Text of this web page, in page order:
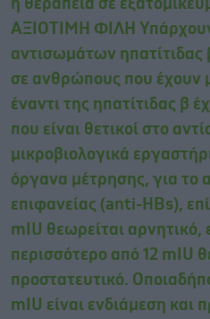
ή θεραπεία σε
ΑΞΙΟΤΙΜΗ ΦΙΛΗ Υπάρχουν
αντισωμάτων ηπατίτιδας
σε ανθρώπους που έχουν
έναντι της ηπατίτιδας β
που είναι θετικοί στο
μικροβιολογικά
όργανα μέτρησης, για το
επιφανείας (anti-HBs),
mIU θεωρείται αρνητικό,
περισσότερο από 12 mIU
προστατευτικό.
mIU είναι ενδιάμεση και